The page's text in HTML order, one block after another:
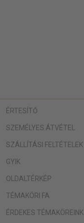
ÉRTESÍTŐ
SZEMÉLYES ÁTVÉTEL
SZÁLLÍTÁSI FELTÉTELEK
GYIK
OLDALTÉRKÉP
TÉMAKÖRI FA
ÉRDEKES TÉMAKÖREINK